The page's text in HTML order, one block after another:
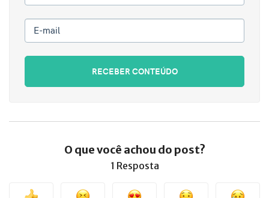
E-mail
RECEBER CONTEÚDO
O que você achou do post?
1 Resposta